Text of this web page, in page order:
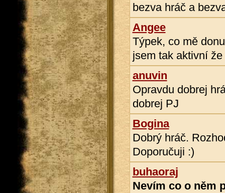
bezva hráč a
Angee
Týpek, co mě
jsem tak aktivní
anuvin
Opravdu dobrej
dobrej PJ
Bogina
Dobrý hráč.
Doporučuji :)
buhaoraj
Nevím co o něm